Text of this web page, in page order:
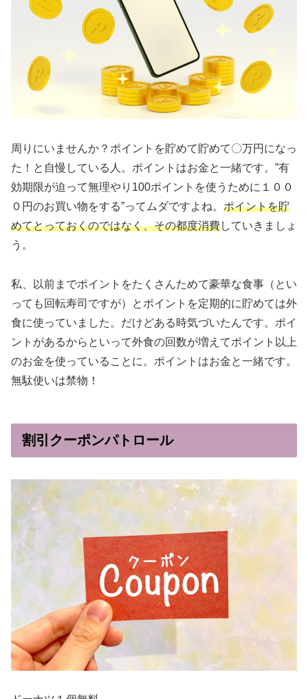
周りにいませんか？ポイントを貯めて貯めて〇万円になっ
た！と自慢している人。ポイントはお金と一緒です。”有
効期限が迫って無理やり100ポイントを使うために１００
０円のお買い物をする”ってムダですよね。 ポイントを貯
めてとっておくのではなく、その都度消費していきましょ
う。
私、以前までポイントをたくさんためて豪華な食事（とい
っても回転寿司ですが）とポイントを定期的に貯めては外
食に使っていました。だけどある時気づいたんです。ポイ
ントがあるからといって外食の回数が増えてポイント以上
のお金を使っていることに。ポイントはお金と一緒です。
無駄使いは禁物！
割引クーポンパトロール